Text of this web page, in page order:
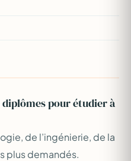
pour étudier à
de l’ingénierie, de la
plus demandés.